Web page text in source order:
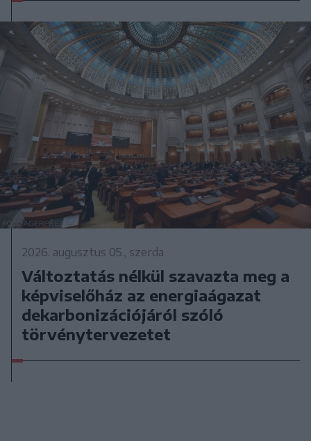
2026. augusztus 05., szerda
Változtatás nélkül szavazta meg a
képviselőház az energiaágazat
dekarbonizációjáról szóló
törvénytervezetet